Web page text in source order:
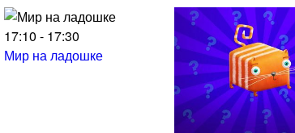
17:10 - 17:30
Мир на ладошке